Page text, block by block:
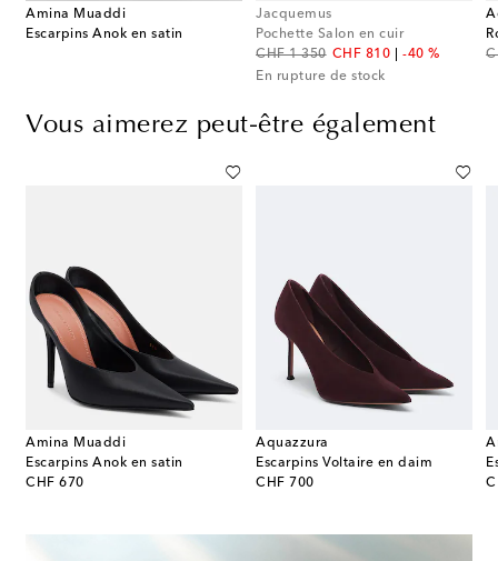
Amina Muaddi
Escarpins Anok en satin
Jacquemus
Pochette Salon en cuir
CHF 1 350
original priceCHF 810
discount price
-40 %
En rupture de stock
Vous aimerez peut-être également
Amina Muaddi
Escarpins Anok en satin
CHF 670
original price
Aquazzura
Escarpins Voltaire en daim
CHF 700
original price